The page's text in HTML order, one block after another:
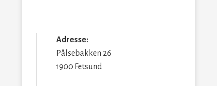
Adresse:
Pålsebakken 26
1900 Fetsund